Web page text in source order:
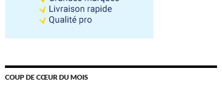
COUP DE CŒUR DU MOIS